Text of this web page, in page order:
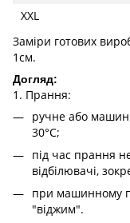
XXL
Заміри готових
1см.
Догляд:
1. Прання:
ручне або
30°C;
під час прання
відбілювачі,
при машинному
"віджим".